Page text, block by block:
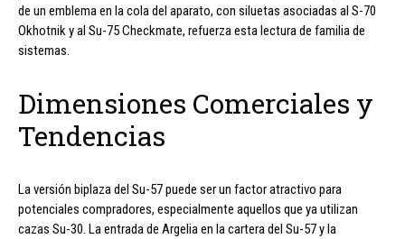
de un emblema en la cola del aparato, con siluetas asociadas al S-70
Okhotnik y al Su-75 Checkmate, refuerza esta lectura de familia de
sistemas.
Dimensiones Comerciales y
Tendencias
La versión biplaza del Su-57 puede ser un factor atractivo para
potenciales compradores, especialmente aquellos que ya utilizan
cazas Su-30. La entrada de Argelia en la cartera del Su-57 y la